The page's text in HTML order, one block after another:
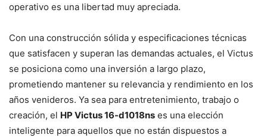
operativo es una libertad muy apreciada.
Con una construcción sólida y especificaciones técnicas
que satisfacen y superan las demandas actuales, el Victus
se posiciona como una inversión a largo plazo,
prometiendo mantener su relevancia y rendimiento en los
años venideros. Ya sea para entretenimiento, trabajo o
creación, el HP Victus 16-d1018ns es una elección
inteligente para aquellos que no están dispuestos a